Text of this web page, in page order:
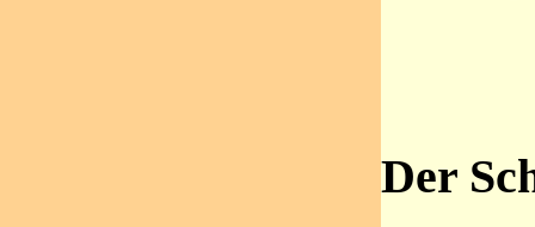
Der